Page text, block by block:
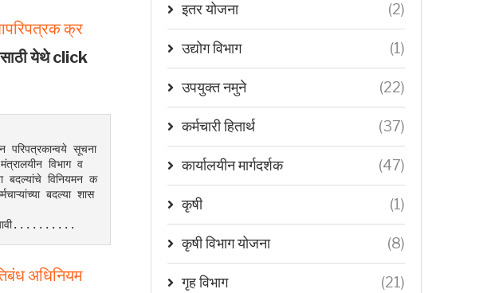
क्र
येथे click
परिपत्रकान्वये सूचना
विभाग व
बदल्यांचे विनियमन क
बदल्या शास
घ्यावी..........
अधिनियम
इतर योजना (2)
उद्योग विभाग (1)
उपयुक्त नमुने (22)
कर्मचारी हितार्थ (37)
कार्यालयीन मार्गदर्शक (47)
कृषी (1)
कृषी विभाग योजना (8)
गृह विभाग (21)